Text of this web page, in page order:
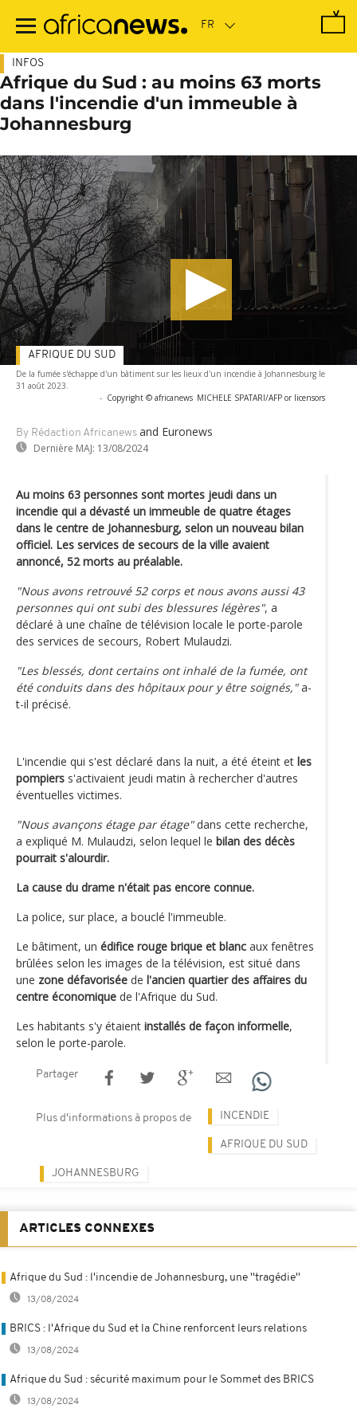
contenu
INFOS
Afrique du Sud : au moins 63 morts
dans l'incendie d'un immeuble à
Johannesburg
De la fumée s'échappe d'un bâtiment sur les lieux d'un incendie à Johannesburg le
31 août 2023.
- Copyright © africanews MICHELE SPATARI/AFP or licensors
By Rédaction Africanews and Euronews
Dernière MAJ: 13/08/2024
AFRIQUE DU SUD
Au moins 63 personnes sont mortes jeudi dans un
incendie qui a dévasté un immeuble de quatre étages
dans le centre de Johannesburg, selon un nouveau bilan
officiel. Les services de secours de la ville avaient
annoncé, 52 morts au préalable.
"Nous avons retrouvé 52 corps et nous avons aussi 43
personnes qui ont subi des blessures légères", a
déclaré à une chaîne de télévision locale le porte-parole
des services de secours, Robert Mulaudzi.
"Les blessés, dont certains ont inhalé de la fumée, ont
été conduits dans des hôpitaux pour y être soignés,"a-
t-il précisé.
L'incendie qui s'est déclaré dans la nuit, a été éteint et les
pompiers s'activaient jeudi matin à rechercher d'autres
éventuelles victimes.
"Nous avançons étage par étage"dans cette recherche,
a expliqué M. Mulaudzi, selon lequel le bilan des décès
pourrait s'alourdir.
La cause du drame n'était pas encore connue.
La police, sur place, a bouclé l'immeuble.
Le bâtiment, un édifice rouge brique et blanc aux fenêtres
brûlées selon les images de la télévision, est situé dans
une zone défavorisée de l'ancien quartier des affaires du
centre économique de l'Afrique du Sud.
Les habitants s'y étaient installés de façon informelle,
selon le porte-parole.
Partager
Plus d'informations à propos de INCENDIE
AFRIQUE DU SUD
JOHANNESBURG
ARTICLES CONNEXES
Afrique du Sud : l'incendie de Johannesburg, une ''tragédie''
13/08/2024
BRICS : l'Afrique du Sud et la Chine renforcent leurs relations
13/08/2024
Afrique du Sud : sécurité maximum pour le Sommet des BRICS
13/08/2024